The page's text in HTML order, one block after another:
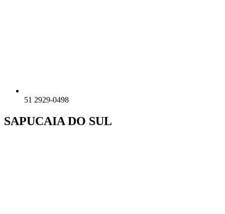
51 2929-0498
SAPUCAIA DO SUL